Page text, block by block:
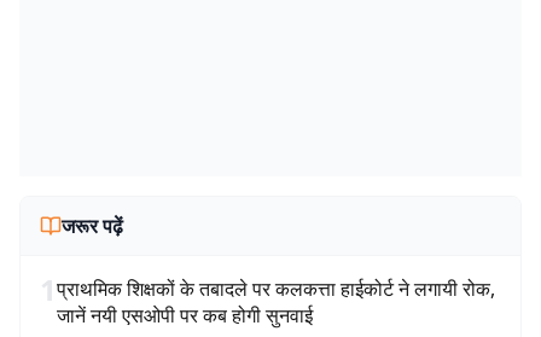
जरूर पढ़ें
1प्राथमिक शिक्षकों के तबादले पर कलकत्ता हाईकोर्ट ने लगायी रोक,
जानें नयी एसओपी पर कब होगी सुनवाई